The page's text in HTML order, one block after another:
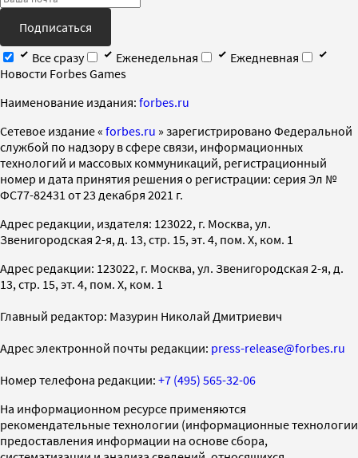
Подписаться
Все сразу
Еженедельная
Ежедневная
Новости Forbes Games
Наименование издания: forbes.ru
Cетевое издание « forbes.ru » зарегистрировано Федеральной
службой по надзору в сфере связи, информационных
технологий и массовых коммуникаций, регистрационный
номер и дата принятия решения о регистрации: серия Эл №
ФС77-82431 от 23 декабря 2021 г.
Адрес редакции, издателя: 123022, г. Москва, ул.
Звенигородская 2-я, д. 13, стр. 15, эт. 4, пом. X, ком. 1
Адрес редакции: 123022, г. Москва, ул. Звенигородская 2-я, д.
13, стр. 15, эт. 4, пом. X, ком. 1
Главный редактор: Мазурин Николай Дмитриевич
Адрес электронной почты редакции: press-release@forbes.ru
Номер телефона редакции: +7 (495) 565-32-06
На информационном ресурсе применяются
рекомендательные технологии (информационные технологии
предоставления информации на основе сбора,